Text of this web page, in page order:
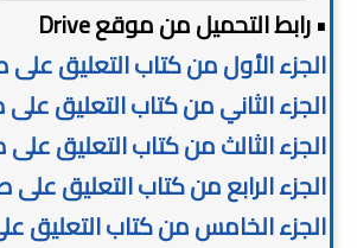
• رابط التحميل من موقع Drive
الجزء الأول من كتاب التعليق
الجزء الثاني من كتاب التعليق
الجزء الثالث من كتاب التعليق
الجزء الرابع من كتاب التعليق
الجزء الخامس من كتاب التعليق